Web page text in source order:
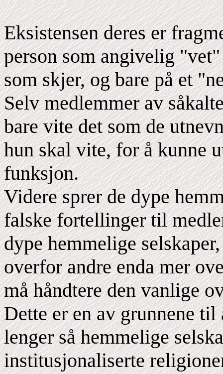
Eksistensen deres er
person som angivelig
som skjer, og bare på et
Selv medlemmer av
bare vite det som de
hun skal vite, for å kunne
funksjon.
Videre sprer de dype
falske fortellinger til
dype hemmelige
overfor andre enda mer
må håndtere den vanlige
Dette er en av grunnene
lenger så hemmelige
institusjonaliserte